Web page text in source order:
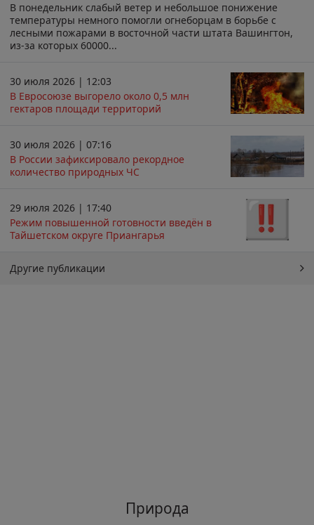
В понедельник слабый ветер и небольшое понижение
температуры немного помогли огнеборцам в борьбе с
лесными пожарами в восточной части штата Вашингтон,
из-за которых 60000...
30 июля 2026 | 12:03
В Евросоюзе выгорело около 0,5 млн
гектаров площади территорий
30 июля 2026 | 07:16
В России зафиксировало рекордное
количество природных ЧС
29 июля 2026 | 17:40
Режим повышенной готовности введён в
Тайшетском округе Приангарья
Другие публикации
Природа